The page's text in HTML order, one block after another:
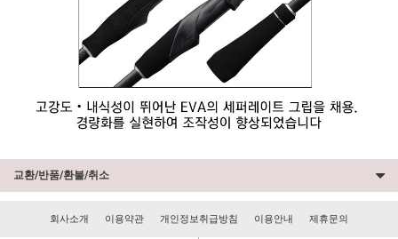
교환/반품/환불/취소
회사소개 이용약관 개인정보취급방침 이용안내 제휴문의